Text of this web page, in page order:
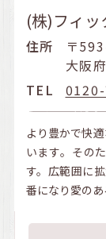
(株)フィッ
住所
〒
大阪
TEL
より豊かで快
います。その
す。広範囲に
番になり愛の